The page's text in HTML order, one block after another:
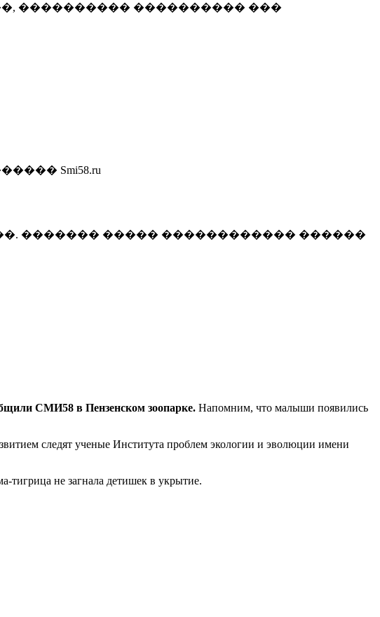
���������� ���������� ���
Smi58.ru
������� ����� ������������ ������
СМИ58 в Пензенском зоопарке. Напомним, что малыши появились
следят ученые Института проблем экологии и эволюции имени
тигрица не загнала детишек в укрытие.